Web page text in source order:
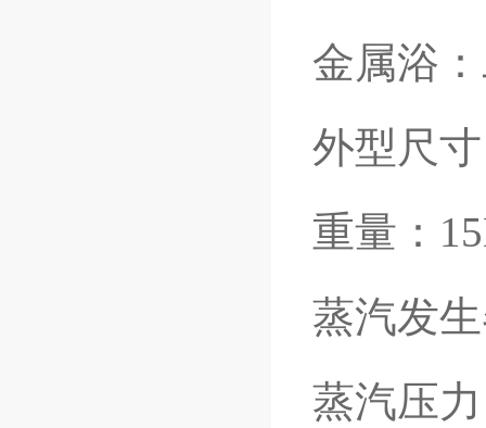
金属浴
外型尺
重量：
蒸汽发
蒸汽压